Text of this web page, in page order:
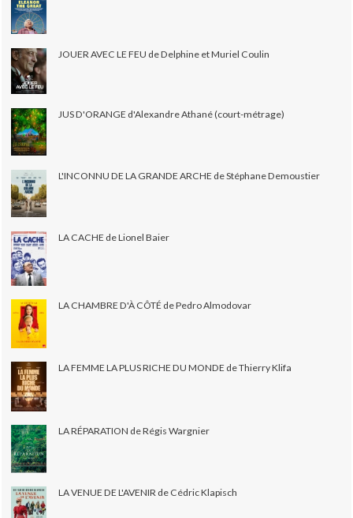
JOUER AVEC LE FEU de Delphine et Muriel Coulin
JUS D'ORANGE d'Alexandre Athané (court-métrage)
L'INCONNU DE LA GRANDE ARCHE de Stéphane Demoustier
LA CACHE de Lionel Baier
LA CHAMBRE D'À CÔTÉ de Pedro Almodovar
LA FEMME LA PLUS RICHE DU MONDE de Thierry Klifa
LA RÉPARATION de Régis Wargnier
LA VENUE DE L'AVENIR de Cédric Klapisch